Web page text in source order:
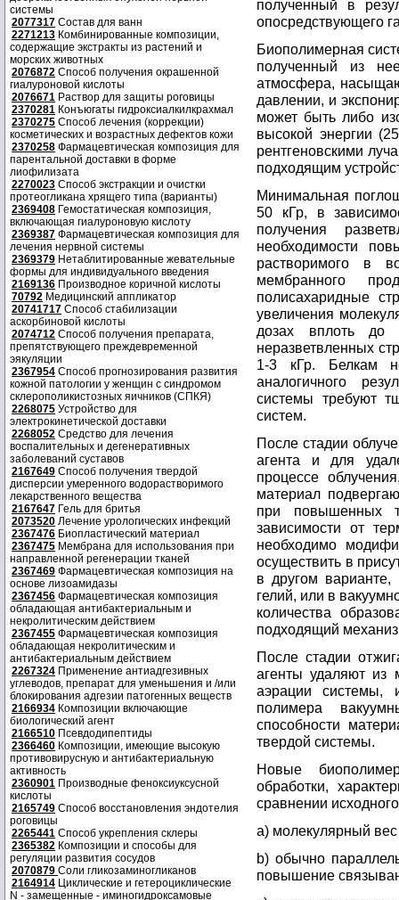
системы
2077317 Состав для ванн
2271213 Комбинированные композиции,
содержащие экстракты из растений и
морских животных
2076872 Способ получения окрашенной
гиалуроновой кислоты
2076671 Раствор для защиты роговицы
2370281 Конъюгаты гидроксиалкилкрахмал
2370275 Способ лечения (коррекции)
косметических и возрастных дефектов кожи
2370258 Фармацевтическая композиция для
парентальной доставки в форме
лиофилизата
2270023 Способ экстракции и очистки
протеогликана хрящего типа (варианты)
2369408 Гемостатическая композиция,
включающая гиалуроновую кислоту
2369387 Фармацевтическая композиция для
лечения нервной системы
2369379 Нетаблитированные жевательные
формы для индивидуального введения
2169136 Производное коричной кислоты
70792 Медицинский аппликатор
20741717 Способ стабилизации
аскорбиновой кислоты
2074712 Способ получения препарата,
препятствующего преждевременной
эякуляции
2367954 Способ прогнозирования развития
кожной патологии у женщин с синдромом
склерополикистозных яичников (СПКЯ)
2268075 Устройство для
электрокинетической доставки
2268052 Средство для лечения
воспалительных и дегенеративных
заболеваний суставов
2167649 Способ получения твердой
дисперсии умеренного водорастворимого
лекарственного вещества
2167647 Гель для бритья
2073520 Лечение урологических инфекций
2367476 Биопластический материал
2367475 Мембрана для использования при
направленной регенерации тканей
2367469 Фармацевтическая композиция на
основе лизоамидазы
2367456 Фармацевтическая композиция
обладающая антибактериальным и
некролитическим действием
2367455 Фармацевтическая композиция
обладающая некролитическим и
антибактериальным действием
2267324 Применение антиадгезивных
углеводов, препарат для уменьшения и /или
блокирования адгезии патогенных веществ
2166934 Композиции включающие
биологический агент
2166510 Псевдодипептиды
2366460 Композиции, имеющие высокую
противовирусную и антибактериальную
активность
2360901 Производные феноксиуксусной
кислоты
2165749 Способ восстановления эндотелия
роговицы
2265441 Способ укрепления склеры
2365382 Композиции и способы для
регуляции развития сосудов
2070879 Соли гликозаминогликанов
2164914 Циклические и гетероциклические
N - замещенные - иминогидроксамовые
полученный в
опосредствующего
Биополимерная
полученный из
атмосфера,
давлении, и
может быть либо
высокой энергии
рентгеновскими
подходящим
Минимальная
50 кГр, в
получения
необходимости
растворимого в
мембранного
полисахаридные
увеличения
дозах вплоть до
неразветвленных
1-3 кГр. Белкам
аналогичного
системы требуют
систем.
После стадии
агента и для
процессе
материал
при повышенных
зависимости от
необходимо
осуществить в
в другом варианте,
гелий, или в
количества
подходящий
После стадии
агенты удаляют из
аэрации системы,
полимера
способности
твердой системы.
Новые
обработки,
сравнении
а) молекулярный
b) обычно
повышение